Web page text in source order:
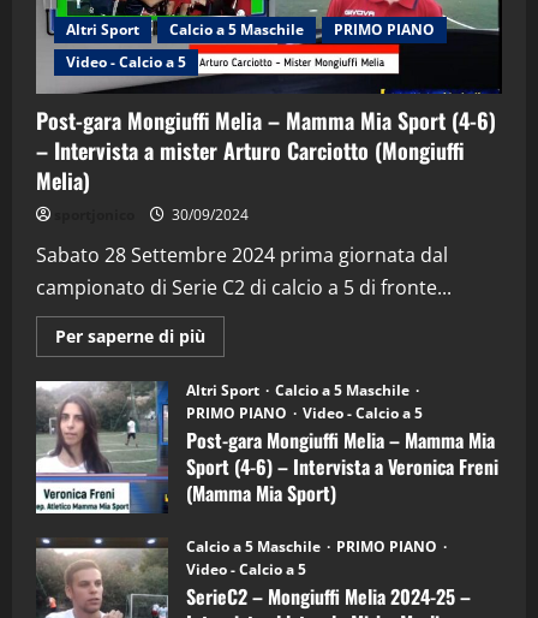
Altri Sport Calcio a 5 Maschile
PRIMO PIANO
Video - Calcio a 5
Post-gara Mongiuffi Melia – Mamma Mia Sport (4-6)
– Intervista a mister Arturo Carciotto (Mongiuffi
Melia)
30/09/2024
Sabato 28 Settembre 2024 prima giornata dal
campionato di Serie C2 di calcio a 5 di fronte...
Per saperne di più
informazioni
Post-
gara
Mongiuffi
Melia
–
Mamma
Mia
Sport
6)
–
Intervista
a
mister
Altri Sport
Calcio a 5 Maschile
PRIMO PIANO
Video - Calcio a 5
Post-gara Mongiuffi Melia – Mamma Mia
Sport (4-6) – Intervista a Veronica Freni
(Mamma Mia Sport)
Calcio a 5 Maschile
PRIMO PIANO
Video - Calcio a 5
SerieC2 – Mongiuffi Melia 2024-25 –
2
“SportEmpire” in Podcast: 29^ Puntata
(Martedi 28 Aprile 2026)
28/04/2026
3
"SportEmpire" in Podcast
“SportEmpire” in Podcast: 28^ Puntata
(Martedi 21 Aprile 2026)
21/04/2026
4
“SportEmpire” in Podcast: 27^ Puntata
(Martedi 14 Aprile 2026)
15/04/2026